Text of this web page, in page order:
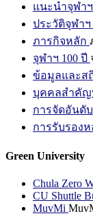
แนะนำจุฬาฯ
ประวัติจุฬาฯ
ภารกิจหลัก
จุฬาฯ 100 ปี
ข้อมูลและส
บุคคลสำคัญ
การจัดอันดั
การรับรอง
Green University
Chula Zero
CU Shuttle
MuvMi